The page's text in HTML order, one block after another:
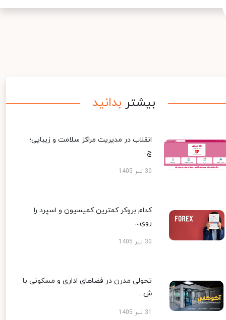
بیشتر بدانید
انقلاب در مدیریت مراکز سلامت و زیبایی؛
چ...
30 تیر 1405
کدام بروکر کمترین کمیسیون و اسپرد را
روی...
30 تیر 1405
تحولی مدرن در فضاهای اداری و مسکونی با
ش...